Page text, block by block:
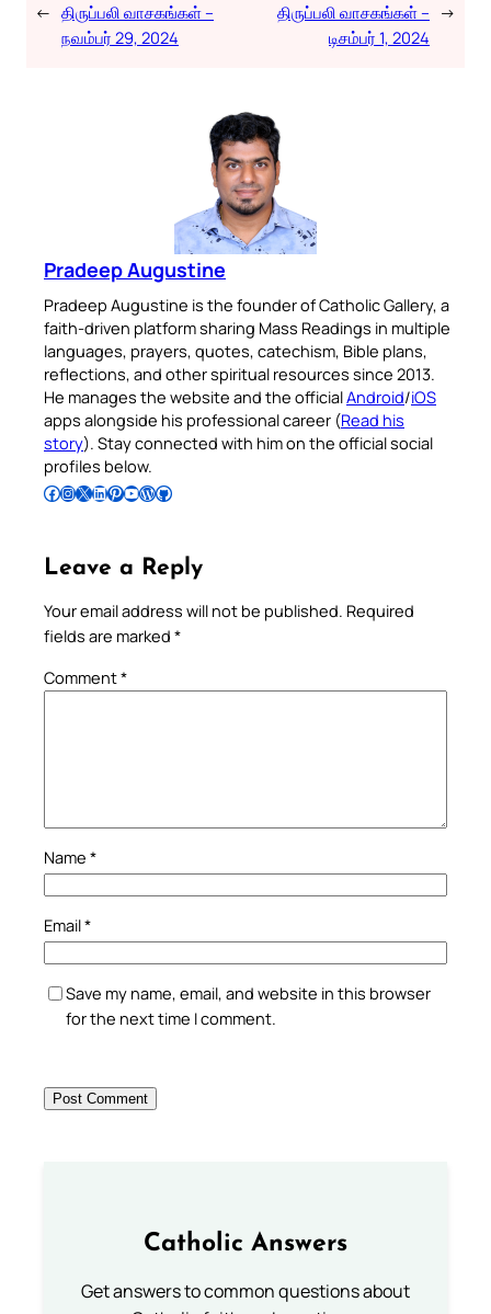
← திருப்பலி வாசகங்கள் –
நவம்பர் 29, 2024
திருப்பலி வாசகங்கள் –
டிசம்பர் 1, 2024
→
Pradeep Augustine
Pradeep Augustine is the founder of Catholic Gallery, a
faith-driven platform sharing Mass Readings in multiple
languages, prayers, quotes, catechism, Bible plans,
reflections, and other spiritual resources since 2013.
He manages the website and the officialAndroid/iOS
apps alongside his professional career (Read his
story). Stay connected with him on the official social
profiles below.
Follow Pradeep on Facebook Follow Pradeep on InstagramFollow Pradeep on X Follow Pradeep on LinkedIn Follow Pradeep on Pinterest Subscribe to Pradeep’s Youtube Channel Follow Pradeep on WordPress Follow Pradeep on GitHub
Leave a Reply
Your email address will not be published. Required
fields are marked *
Comment*
Name *
Email*
Save my name, email, and website in this browser
for the next time I comment.
Catholic Answers
Get answers to common questions about